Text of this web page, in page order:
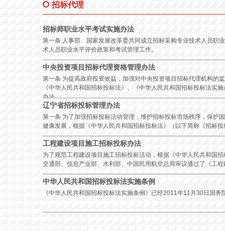
招标代理
招标师职业水平考试实施办法
第一条 人事部、国家发展改革委共同成立招标采购专业技术人员职
术人员职业水平评价政策和考试管理工作。
中央投资项目招标代理资格管理办法
第一条 为提高政府投资效益，加强对中央投资项目招标代理机构的
《中华人民共和国招标投标法》、《中华人民共和国招标投标法实
办法。
辽宁省招标投标管理办法
第一条 为了加强招标投标活动管理，维护招标投标市场秩序，保护
健康发展，根据《中华人民共和国招标投标法》（以下简称《招标
工程建设项目施工招标投标办法
为了规范工程建设项目施工招标投标活动，根据《中华人民共和国
交通部、信息产业部、水利部、中国民用航空总局审议通过了《工
中华人民共和国招标投标法实施条例
《中华人民共和国招标投标法实施条例》已经2011年11月30日国